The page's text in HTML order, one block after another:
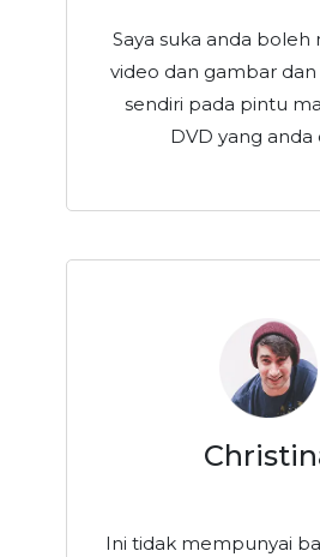
Saya suka anda
video dan gambar
sendiri pada pintu
DVD yang anda
Ini tidak mempunyai